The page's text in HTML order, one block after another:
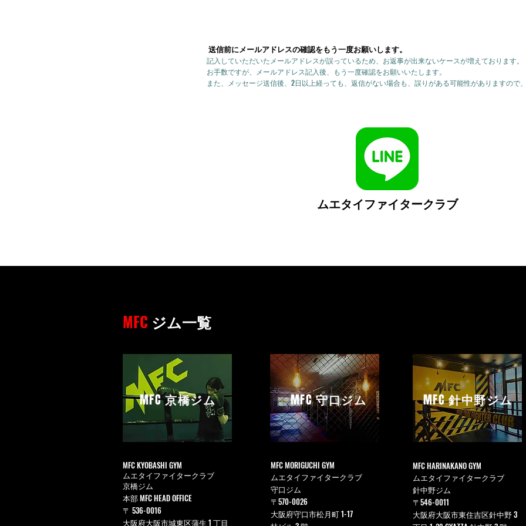
送信前にメールアドレスの確認をもう一度お願いします。
記入していただいたメールアドレスが誤っているため、お返事が出来ないケースが増えております。
お手数ですが、メールアドレス記入後、もう一度確認をお願いいたします。
また、メッセージ送信後、2日以上経っても、返信がない場合も、誤りがある可能性がありますので
ムエタイファイタークラブ
MFC ジム一覧
MFC京橋ジム
MFC KYOBASHI GYM
ムエタイファイタークラブ
京橋ジム
本部 MFC HEAD OFFICE
〒 536-0016
大阪府大阪市城東区蒲生 1 丁目
MFC守口ジム
MFC MORIGUCHI GYM
ムエタイファイタークラブ
守口ジム
〒570-0026
大阪府守口市松月町 1-17
MFC針中野ジム
MFC HARINAKANO GYM
ムエタイファイタークラブ
針中野ジム
〒546-0011
大阪府大阪市東住吉区針中野 3